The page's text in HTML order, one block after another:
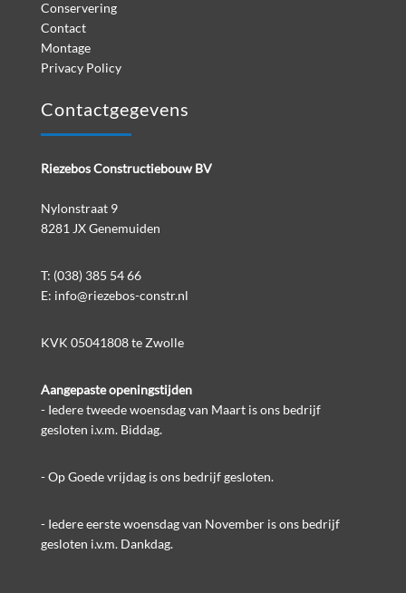
Conservering
Contact
Montage
Privacy Policy
Contactgegevens
Riezebos Constructiebouw BV
Nylonstraat 9
8281 JX Genemuiden
T: (038) 385 54 66
E: info@riezebos-constr.nl
KVK 05041808 te Zwolle
Aangepaste openingstijden
- Iedere tweede woensdag van Maart is ons bedrijf
gesloten i.v.m. Biddag.
- Op Goede vrijdag is ons bedrijf gesloten.
- Iedere eerste woensdag van November is ons bedrijf
gesloten i.v.m. Dankdag.